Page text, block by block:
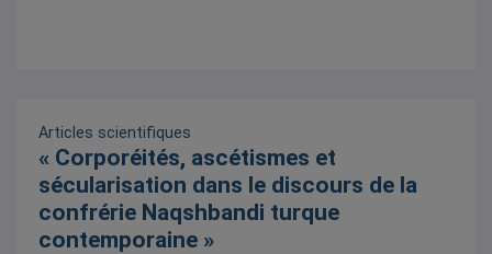
Articles scientifiques
« Corporéités, ascétismes et
sécularisation dans le discours de la
confrérie Naqshbandi turque
contemporaine »